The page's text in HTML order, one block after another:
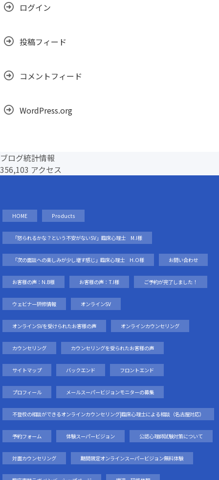
ログイン
投稿フィード
コメントフィード
WordPress.org
ブログ統計情報
356,103 アクセス
HOME Products
「怒られるかな？という不安がないSV」臨床心理士 M.I様
「次の面談への楽しみが少し増す感じ」臨床心理士 H.O様 お問い合わせ
お客様の声：N.B様 お客様の声：T.I様 ご予約が完了しました！
ウェビナー研修情報 オンラインSV
オンラインSVを受けられたお客様の声 オンラインカウンセリング
カウンセリング カウンセリングを受られたお客様の声
サイトマップ バックエンド フロントエンド
プロフィール メールスーパービジョンモニターの募集
不登校の相談ができるオンラインカウンセリング|臨床心理士による相談（名古屋対応）
予約フォーム 体験スーパービジョン 公認心理師試験対策について
対面カウンセリング 期間限定オンラインスーパービジョン無料体験